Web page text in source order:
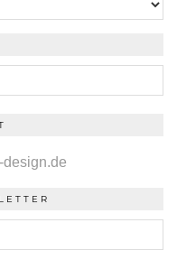
design.de